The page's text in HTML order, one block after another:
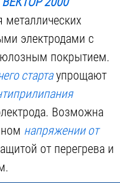
3 500 р.
металлических
электродами с
покрытием.
стартаупрощают
Возможна
напряжении от
от перегрева и